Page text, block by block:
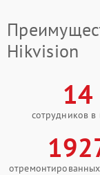
Hikvision
14
сотрудников в